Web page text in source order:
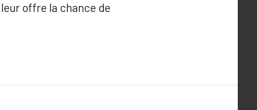
offre la chance de